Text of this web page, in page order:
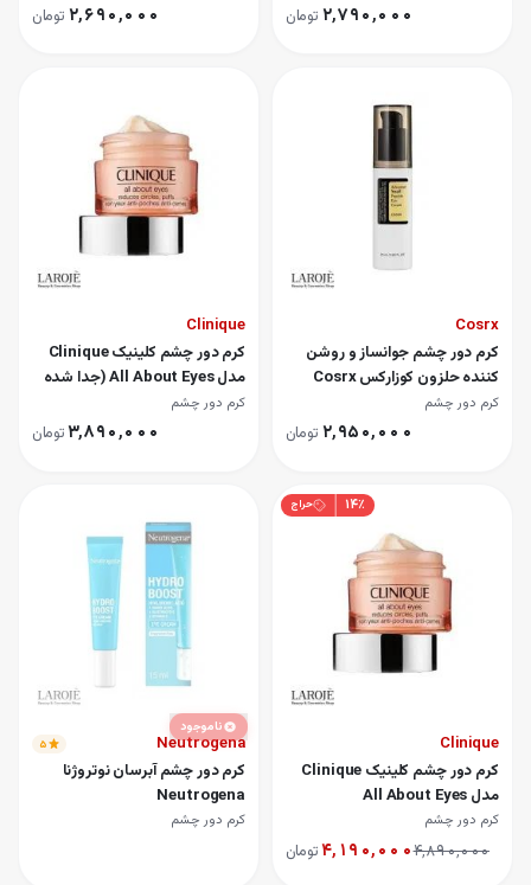
۲٬۷۹۰٬۰۰۰ تومان ۲٬۶۹۰٬۰۰۰ تومان
Cosrx
کرم دور چشم جوانساز و روشن
کننده حلزون کوزارکس Cosrx
کرم دور چشم
۲٬۹۵۰٬۰۰۰ تومان
Clinique
کرم دور چشم کلینیک Clinique
مدل All About Eyes (جدا شده
از سِت)
کرم دور چشم
۳٬۸۹۰٬۰۰۰تومان
۱۴٪ حراج
Clinique
کرم دور چشم کلینیک Clinique
مدل All About Eyes
کرم دور چشم
۴٬۸۹۰٬۰۰۰۴٬۱۹۰٬۰۰۰تومان
ناموجود
Neutrogena ۵
کرم دور چشم آبرسان نوتروژنا
Neutrogena
کرم دور چشم